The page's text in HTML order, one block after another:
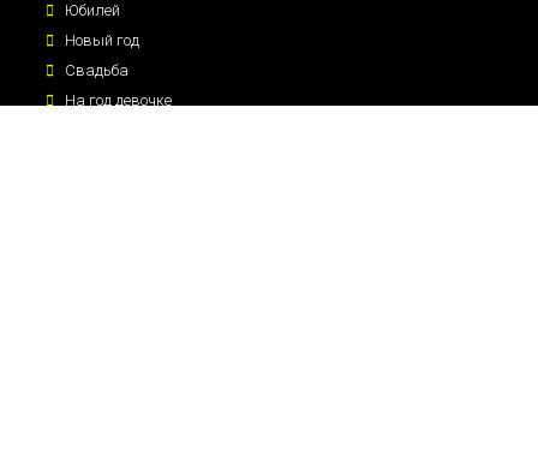
Юбилей
Новый год
Свадьба
На год девочке